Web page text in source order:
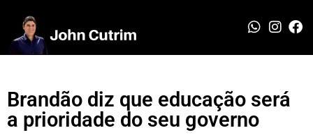
Brandão diz que educação será
a prioridade do seu governo